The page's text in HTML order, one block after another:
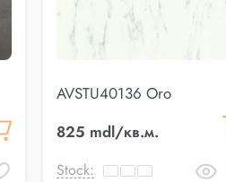
AVSTU40136 Oro
825 mdl/кв.м.
Stock: